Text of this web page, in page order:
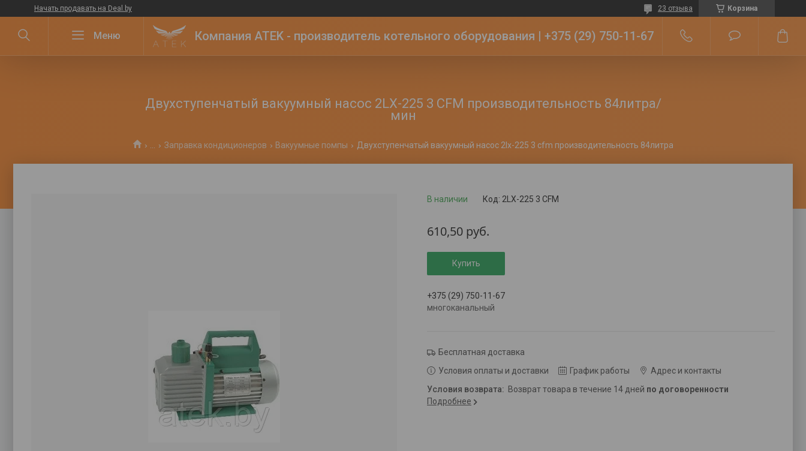
Начать продавать на Deal.by Корзина
23 отзыва
Компания ATEK - производитель котельного оборудования | +375 (29) 750-11-67
Двухступенчатый вакуумный насос 2LX-225 3 CFM производительность 84литра/
мин
Заправка кондиционеров Вакуумные помпы
В наличии Код: 2LX-225 3 CFM
610,50 руб.
Купить
+375 (29) 750-11-67
многоканальный
Бесплатная доставка
Условия оплаты и доставки
График работы
Адрес и контакты
возврат товара в течение 14 дней по договоренности
Подробнее